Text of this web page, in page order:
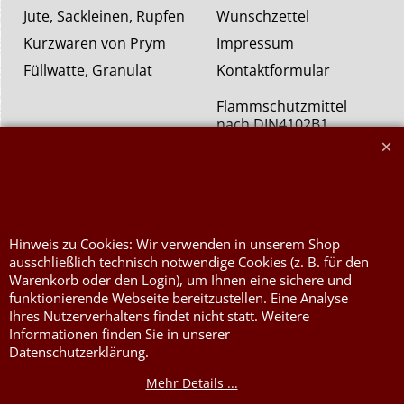
Wunschzettel
Impressum
Kontaktformular
Jute, Sackleinen, Rupfen
Kurzwaren von Prym
Füllwatte, Granulat
Flammschutzmittel
nach DIN4102B1
Hinweis zu Cookies: Wir verwenden in unserem Shop
ausschließlich technisch notwendige Cookies (z. B. für den
Warenkorb oder den Login), um Ihnen eine sichere und
funktionierende Webseite bereitzustellen. Eine Analyse
Ihres Nutzerverhaltens findet nicht statt. Weitere
Informationen finden Sie in unserer
Datenschutzerklärung.
Mehr Details ...